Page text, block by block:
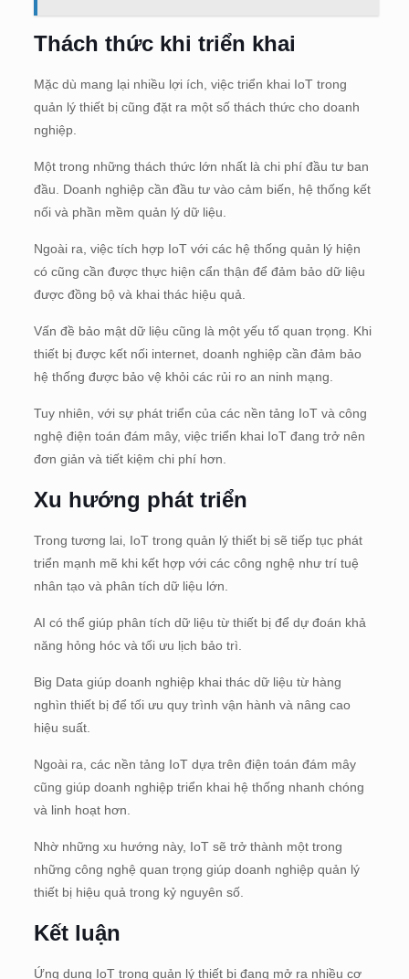
Thách thức khi triển khai
Mặc dù mang lại nhiều lợi ích, việc triển khai IoT trong
quản lý thiết bị cũng đặt ra một số thách thức cho doanh
nghiệp.
Một trong những thách thức lớn nhất là chi phí đầu tư ban
đầu. Doanh nghiệp cần đầu tư vào cảm biến, hệ thống kết
nối và phần mềm quản lý dữ liệu.
Ngoài ra, việc tích hợp IoT với các hệ thống quản lý hiện
có cũng cần được thực hiện cẩn thận để đảm bảo dữ liệu
được đồng bộ và khai thác hiệu quả.
Vấn đề bảo mật dữ liệu cũng là một yếu tố quan trọng. Khi
thiết bị được kết nối internet, doanh nghiệp cần đảm bảo
hệ thống được bảo vệ khỏi các rủi ro an ninh mạng.
Tuy nhiên, với sự phát triển của các nền tảng IoT và công
nghệ điện toán đám mây, việc triển khai IoT đang trở nên
đơn giản và tiết kiệm chi phí hơn.
Xu hướng phát triển
Trong tương lai, IoT trong quản lý thiết bị sẽ tiếp tục phát
triển mạnh mẽ khi kết hợp với các công nghệ như trí tuệ
nhân tạo và phân tích dữ liệu lớn.
AI có thể giúp phân tích dữ liệu từ thiết bị để dự đoán khả
năng hỏng hóc và tối ưu lịch bảo trì.
Big Data giúp doanh nghiệp khai thác dữ liệu từ hàng
nghìn thiết bị để tối ưu quy trình vận hành và nâng cao
hiệu suất.
Ngoài ra, các nền tảng IoT dựa trên điện toán đám mây
cũng giúp doanh nghiệp triển khai hệ thống nhanh chóng
và linh hoạt hơn.
Nhờ những xu hướng này, IoT sẽ trở thành một trong
những công nghệ quan trọng giúp doanh nghiệp quản lý
thiết bị hiệu quả trong kỷ nguyên số.
Kết luận
Ứng dụng IoT trong quản lý thiết bị đang mở ra nhiều cơ